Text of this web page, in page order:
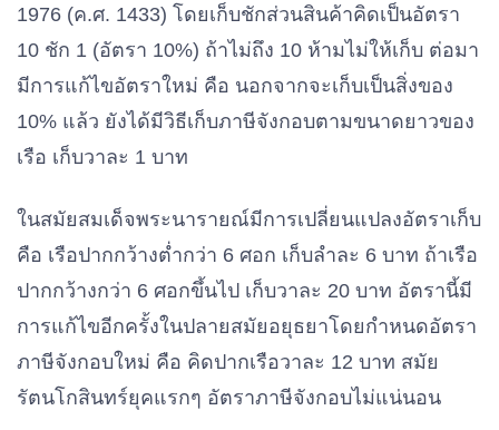
1976 (ค.ศ. 1433) โดยเก็บชักส่วนสินค้าคิดเป็นอัตรา
10 ชัก 1 (อัตรา 10%) ถ้าไม่ถึง 10 ห้ามไม่ให้เก็บ ต่อมา
มีการแก้ไขอัตราใหม่ คือ นอกจากจะเก็บเป็นสิ่งของ
10% แล้ว ยังได้มีวิธีเก็บภาษีจังกอบตามขนาดยาวของ
เรือ เก็บวาละ 1 บาท
ในสมัยสมเด็จพระนารายณ์มีการเปลี่ยนแปลงอัตราเก็บ
คือ เรือปากกว้างต่ำกว่า 6 ศอก เก็บลำละ 6 บาท ถ้าเรือ
ปากกว้างกว่า 6 ศอกขึ้นไป เก็บวาละ 20 บาท อัตรานี้มี
การแก้ไขอีกครั้งในปลายสมัยอยุธยาโดยกำหนดอัตรา
ภาษีจังกอบใหม่ คือ คิดปากเรือวาละ 12 บาท สมัย
รัตนโกสินทร์ยุคแรกๆ อัตราภาษีจังกอบไม่แน่นอน